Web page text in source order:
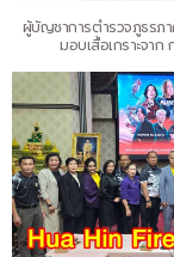
ผู้บัญชาการตำรวจภูธรภ
มอบเสื้อเกราะจา